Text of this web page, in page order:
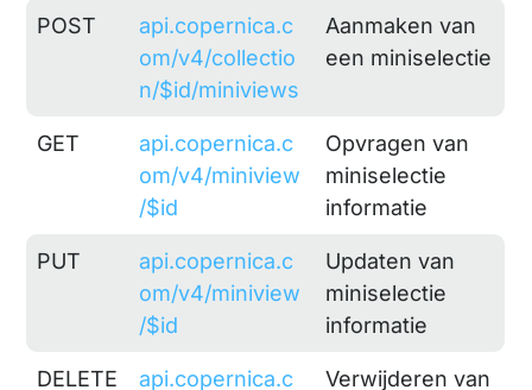
POST
api.copernica.c
om/v4/collectio
n/$id/miniviews
Aanmaken van
een miniselectie
GET
api.copernica.c
om/v4/miniview
/$id
Opvragen van
miniselectie
informatie
PUT
api.copernica.c
om/v4/miniview
/$id
Updaten van
miniselectie
informatie
DELETE
api.copernica.c
Verwijderen van